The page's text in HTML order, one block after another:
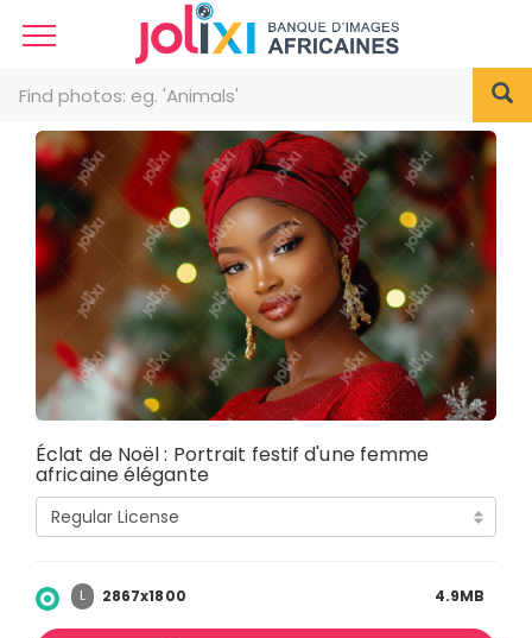
Éclat de Noël : Portrait festif d'une femme
africaine élégante
L 2867x1800 4.9MB